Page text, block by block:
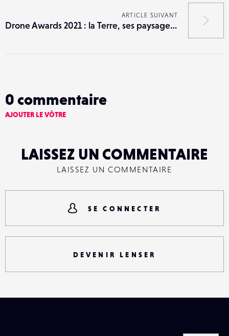
ARTICLE SUIVANT
Drone Awards 2021 : la Terre, ses paysages, ses habitants vus de haut
0 commentaire
AJOUTER LE VÔTRE
LAISSEZ UN COMMENTAIRE
LAISSEZ UN COMMENTAIRE
SE CONNECTER
DEVENIR LENSER